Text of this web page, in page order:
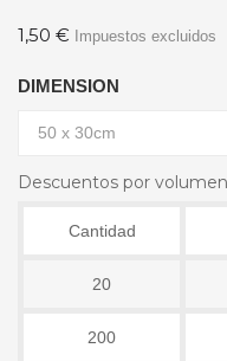
1,50 € Impuestos excluidos
DIMENSION
Descuentos por volumen
Cantidad
20
200